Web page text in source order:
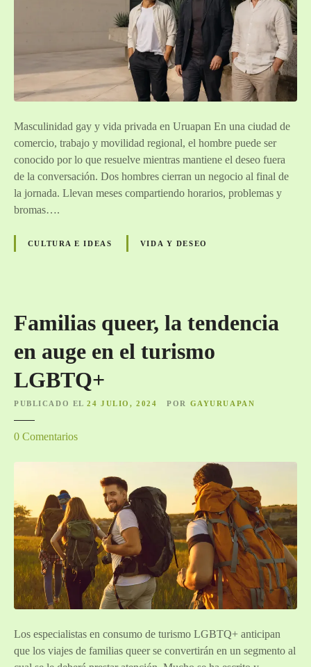
Masculinidad gay y vida privada en Uruapan En una ciudad de
comercio, trabajo y movilidad regional, el hombre puede ser
conocido por lo que resuelve mientras mantiene el deseo fuera
de la conversación. Dos hombres cierran un negocio al final de
la jornada. Llevan meses compartiendo horarios, problemas y
bromas….
CULTURA E IDEAS VIDA Y DESEO
Familias queer, la tendencia
en auge en el turismo
LGBTQ+
PUBLICADO EL 24 JULIO, 2024 POR GAYURUAPAN
0 Comentariose
m
i
l
i
a
s
q
e
e
Los especialistas en consumo de turismo LGBTQ+ anticipan
que los viajes de familias queer se convertirán en un segmento al